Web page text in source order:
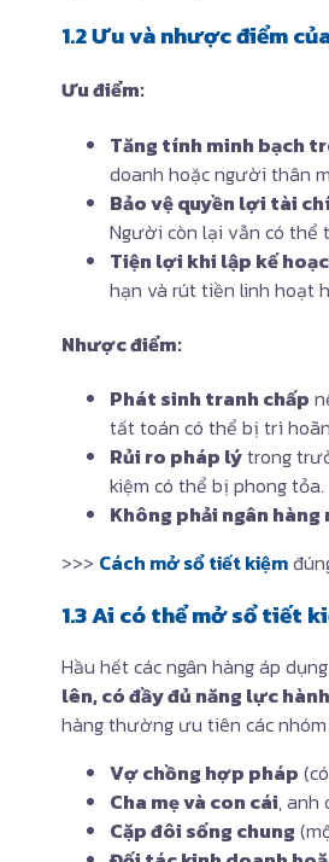
1.2 Ưu và nhược điểm
Ưu điểm:
Tăng tính minh bạch
doanh hoặc người thân
Bảo vệ quyền lợi tài
Người còn lại vẫn có thể
Tiện lợi khi lập kế
hạn và rút tiền linh hoạt
Nhược điểm:
Phát sinh tranh chấp
tất toán có thể bị trì
Rủi ro pháp lýtrong
kiệm có thể bị phong tỏa.
Không phải ngân
>>> Cách mở sổ tiết kiệm
1.3 Ai có thể mở sổ tiết
Hầu hết các ngân hàng áp
lên, có đầy đủ năng lực
hàng thường ưu tiên các nhóm
Vợ chồng hợp pháp
Cha mẹ và con cái, anh
Cặp đôi sống chung